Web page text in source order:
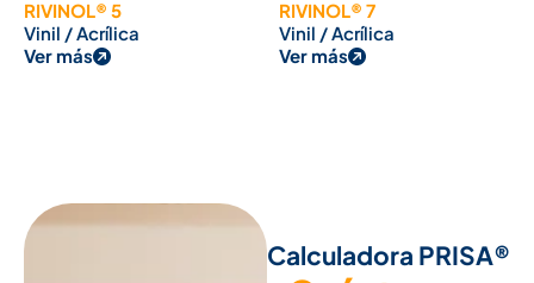
RIVINOL® 5
Vinil / Acrílica
Ver más
RIVINOL® 7
Vinil / Acrílica
Ver más
Calculadora PRISA®